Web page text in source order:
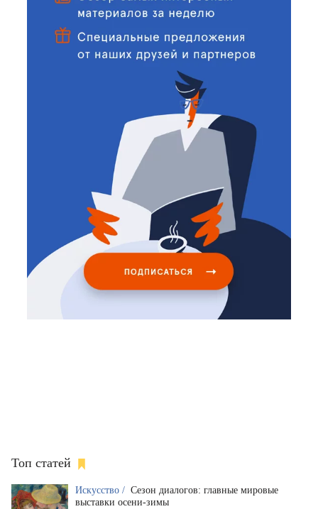
Топ статей
Искусство / Сезон диалогов: главные мировые
выставки осени-зимы